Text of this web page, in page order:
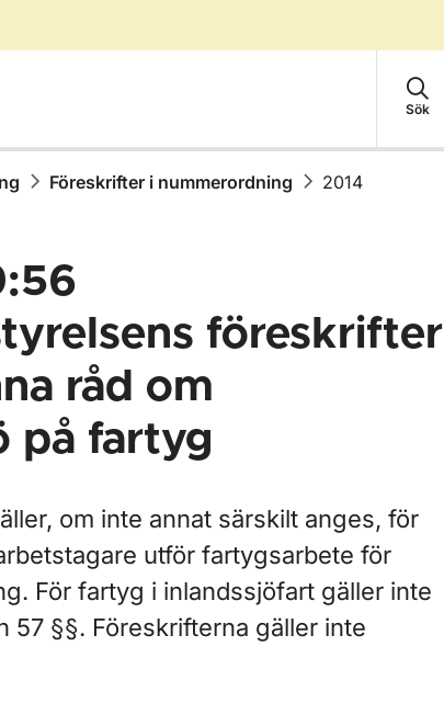
Sök
Föreskrifter i nummerordning 2014
föreskrifter
råd om
på fartyg
om inte annat särskilt anges, för
utför fartygsarbete för
För fartyg i inlandssjöfart gäller inte
57 §§. Föreskrifterna gäller inte